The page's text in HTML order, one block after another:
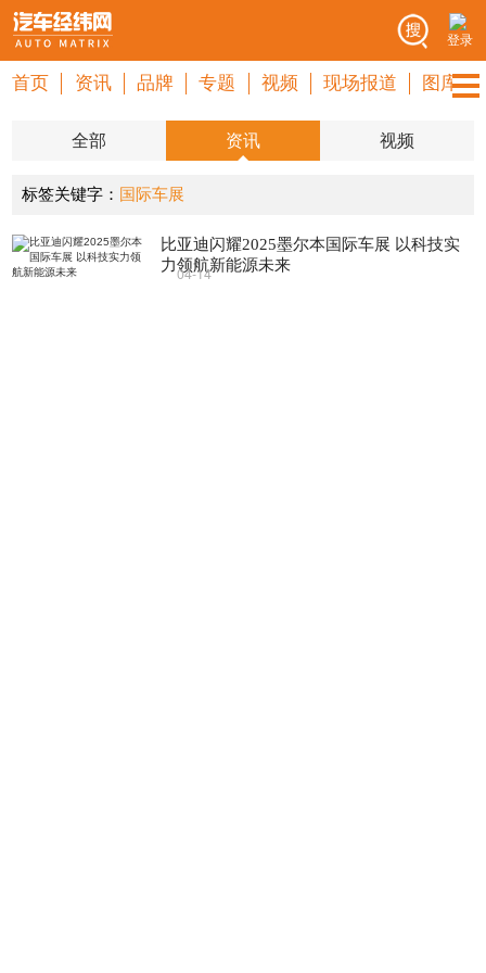
登录
首页 资讯 品牌 专题 视频 现场报道 图库
全部 资讯 视频
标签关键字： 国际车展
比亚迪闪耀2025墨尔本国际车展 以科技实
力领航新能源未来
04-14